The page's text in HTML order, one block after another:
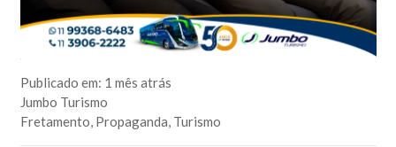
Publicado em: 1 mês atrás
Jumbo Turismo
Fretamento, Propaganda, Turismo